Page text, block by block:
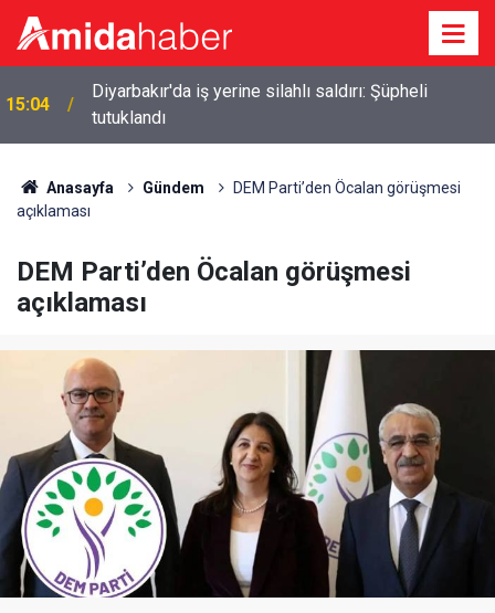
15:04
Diyarbakır'da iş yerine silahlı saldırı: Şüpheli
tutuklandı
Anasayfa Gündem
DEM Parti’den Öcalan görüşmesi
açıklaması
DEM Parti’den Öcalan görüşmesi
açıklaması